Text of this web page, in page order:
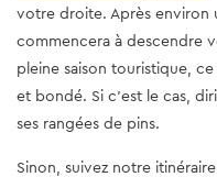
votre droite. Après environ
commencera à descendre
pleine saison touristique,
et bondé. Si c'est le cas,
ses rangées de pins.
Sinon, suivez notre